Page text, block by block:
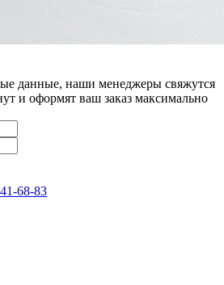
данные, наши менеджеры свяжутся
и оформят ваш заказ максимально
68-83